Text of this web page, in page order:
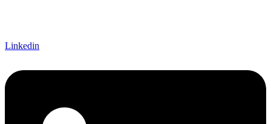
Linkedin